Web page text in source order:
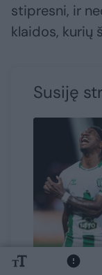
stipresni, ir
klaidos, kurių
Susiję
Po